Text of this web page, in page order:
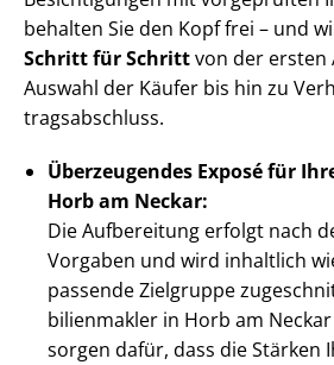
behalten Sie den Kopf frei – und
Schritt für Schrittvon der ersten
Auswahl der Käufer bis hin zu
trags­ab­schluss.
Überzeugendes Exposé für
Horb am Neckar:
Die Aufbereitung erfolgt nach
Vorgaben und wird inhaltlich
passende Zielgruppe
bi­li­en­mak­ler in Horb am
sorgen dafür, dass die Stärken